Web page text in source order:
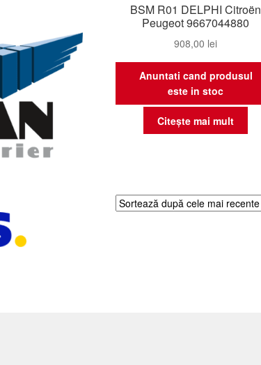
BSM R01 DELPHI Citroën
Peugeot 9667044880
908,00 lei
Anuntati cand produsul
este in stoc
Citește mai mult